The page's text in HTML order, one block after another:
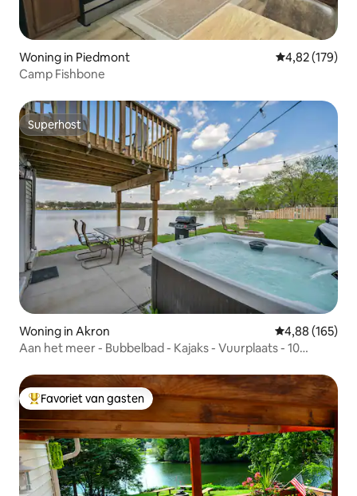
Woning in Piedmont Gemiddelde
4,82 (179)
Camp Fishbone
Superhost
Superhost
Woning in Akron Gemiddelde
4,88 (165)
Aan het meer - Bubbelbad - Kajaks - Vuurplaats - 10
Topfavoriet van gasten
Favoriet van gasten